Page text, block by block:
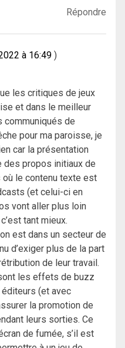
Répondre
à 16:49
les critiques de jeux
et dans le meilleur
communiqués de
pour ma paroisse, je
car la présentation
des propos initiaux de
où le contenu texte est
(et celui-ci en
vont aller plus loin
tant mieux.
est dans un secteur de
d’exiger plus de la part
de leur travail.
les effets de buzz
(et avec
la promotion de
leurs sorties. Ce
de fumée, s’il est